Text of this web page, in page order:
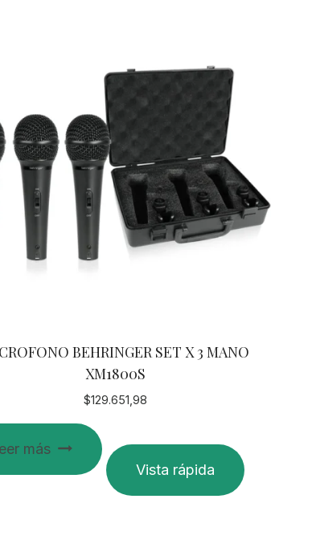
BEHRINGER SET X 3 MANO
XM1800S
$129.651,98
más
Vista rápida